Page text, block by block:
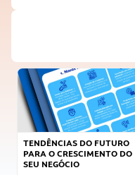
TENDÊNCIAS DO FUTURO
PARA O CRESCIMENTO DO
SEU NEGÓCIO